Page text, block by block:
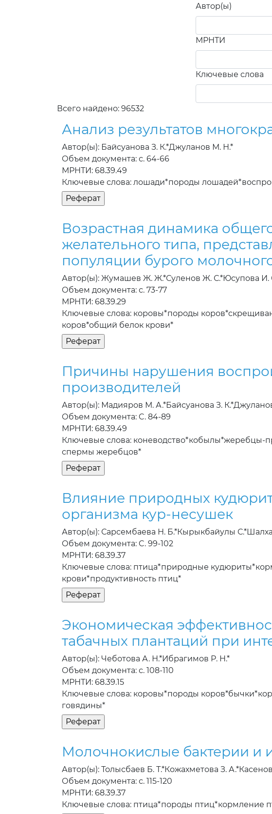
Автор(ы)
МРНТИ
Ключевые слова
Всего найдено: 96532
Анализ результатов
Автор(ы): Байсуанова З. К.*Джуланов М. Н.*
Объем документа: с. 64-66
МРНТИ: 68.39.49
Ключевые слова: лошади*породы
Возрастная динамика
желательного типа,
популяции бурого
Автор(ы): Жумашев Ж. Ж.*Суленов Ж. С.*Юсупова И.
Объем документа: с. 73-77
МРНТИ: 68.39.29
Ключевые слова: коровы*породы
коров*общий белок крови*
Причины нарушения
производителей
Автор(ы): Мадияров М. А.*Байсуанова З.
Объем документа: C. 84-89
МРНТИ: 68.39.49
Ключевые слова: коневодство*кобылы*жеребцы-
спермы жеребцов*
Влияние природных
организма кур-несушек
Автор(ы): Сарсембаева Н. Б.*Кырыкбайулы
Объем документа: C. 99-102
МРНТИ: 68.39.37
Ключевые слова: птица*природные
крови*продуктивность птиц*
Экономическая
табачных плантаций при
Автор(ы): Чеботова А. Н.*Ибрагимов Р. Н.*
Объем документа: с. 108-110
МРНТИ: 68.39.15
Ключевые слова: коровы*породы
говядины*
Молочнокислые бактерии и
Автор(ы): Толысбаев Б. Т.*Кожахметова З.
Объем документа: с. 115-120
МРНТИ: 68.39.37
Ключевые слова: птица*породы птиц*кормление